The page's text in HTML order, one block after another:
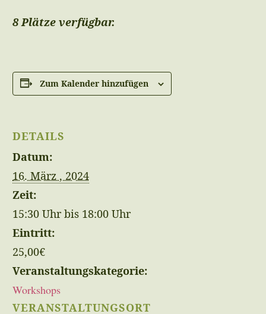
8 Plätze verfügbar.
Zum Kalender hinzufügen
DETAILS
Datum:
16. März , 2024
Zeit:
15:30 Uhr bis 18:00 Uhr
Eintritt:
25,00€
Veranstaltungskategorie:
Workshops
VERANSTALTUNGSORT